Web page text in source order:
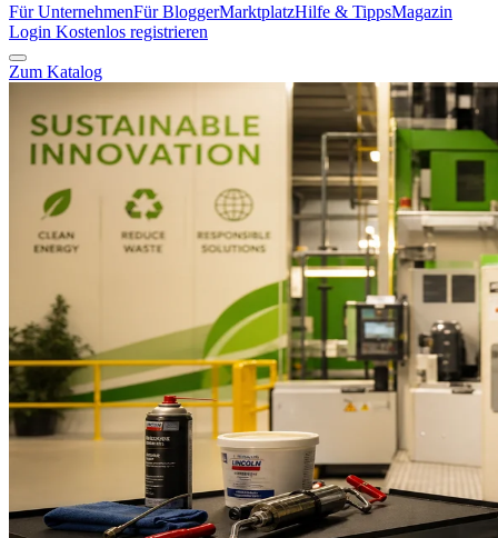
Für UnternehmenFür BloggerMarktplatzHilfe & TippsMagazin
Login Kostenlos registrieren
Zum Katalog